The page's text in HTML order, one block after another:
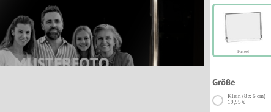
Paneel
Größe
Klein (8 x 6 cm)
19,95 €